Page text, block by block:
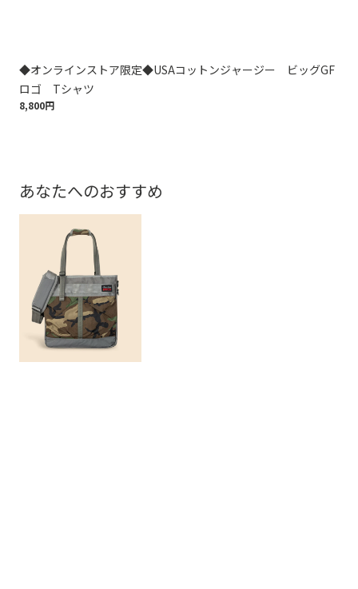
◆オンラインストア限定◆USAコットンジャージー ビッグGF
ロゴ Tシャツ
8,800円
あなたへのおすすめ